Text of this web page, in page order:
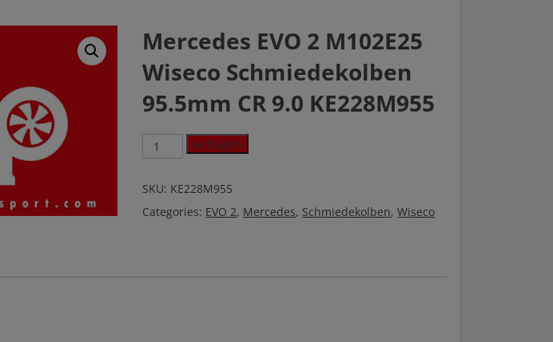
Mercedes EVO 2 M102E25
Wiseco Schmiedekolben
95.5mm CR 9.0 KE228M955
Mercedes
EVO
M102E25
Schmiedekolben
KE228M955
Anfragen
SKU: KE228M955
Categories: EVO 2, Mercedes, Schmiedekolben,Wiseco